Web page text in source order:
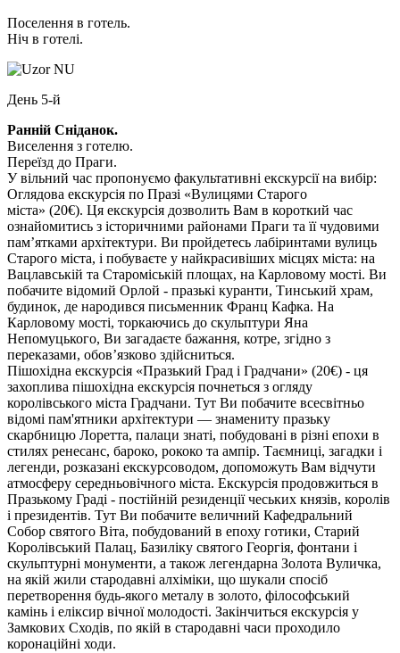
Поселення в готель.
Ніч в готелі.
День 5-й
Ранній Сніданок.
Виселення з готелю.
Переїзд до Праги.
У вільний час пропонуємо факультативні екскурсії на вибір:
Оглядова екскурсія по Празі «Вулицями Старого
міста» (20€). Ця екскурсія дозволить Вам в короткий час
ознайомитись з історичними районами Праги та її чудовими
пам’ятками архітектури. Ви пройдетесь лабіринтами вулиць
Старого міста, і побуваєте у найкрасивіших місцях міста: на
Вацлавській та Староміській площах, на Карловому мості. Ви
побачите відомий Орлой - празькі куранти, Тинський храм,
будинок, де народився письменник Франц Кафка. На
Карловому мості, торкаючись до скульптури Яна
Непомуцького, Ви загадаєте бажання, котре, згідно з
переказами, обов’язково здійсниться.
Пішохідна екскурсія «Празький Град і Градчани» (20€) - ця
захоплива пішохідна екскурсія почнеться з огляду
королівського міста Градчани. Тут Ви побачите всесвітньо
відомі пам'ятники архітектури — знамениту празьку
скарбницю Лоретта, палаци знаті, побудовані в різні епохи в
стилях ренесанс, бароко, рококо та ампір. Таємниці, загадки і
легенди, розказані екскурсоводом, допоможуть Вам відчути
атмосферу середньовічного міста. Екскурсія продовжиться в
Празькому Граді - постійній резиденції чеських князів, королів
і президентів. Тут Ви побачите величний Кафедральний
Собор святого Віта, побудований в епоху готики, Старий
Королівський Палац, Базиліку святого Георгія, фонтани і
скульптурні монументи, а також легендарна Золота Вуличка,
на якій жили стародавні алхіміки, що шукали спосіб
перетворення будь-якого металу в золото, філософський
камінь і еліксир вічної молодості. Закінчиться екскурсія у
Замкових Сходів, по якій в стародавні часи проходило
коронаційні ходи.